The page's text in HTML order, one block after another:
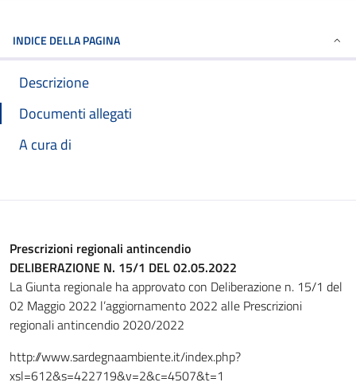
INDICE DELLA PAGINA
Descrizione
Documenti allegati
A cura di
Prescrizioni regionali antincendio
DELIBERAZIONE N. 15/1 DEL 02.05.2022
La Giunta regionale ha approvato con Deliberazione n. 15/1 del
02 Maggio 2022 l’aggiornamento 2022 alle Prescrizioni
regionali antincendio 2020/2022
http://www.sardegnaambiente.it/index.php?
xsl=612&s=422719&v=2&c=4507&t=1